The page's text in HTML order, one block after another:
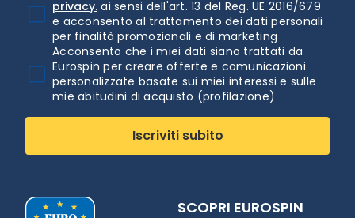
privacy. ai sensi dell'art. 13 del Reg. UE 2016/679
e acconsento al trattamento dei dati personali
per finalità promozionali e di marketing
Acconsento che i miei dati siano trattati da
Eurospin per creare offerte e comunicazioni
personalizzate basate sui miei interessi e sulle
mie abitudini di acquisto (profilazione)
Iscriviti subito
SCOPRI EUROSPIN